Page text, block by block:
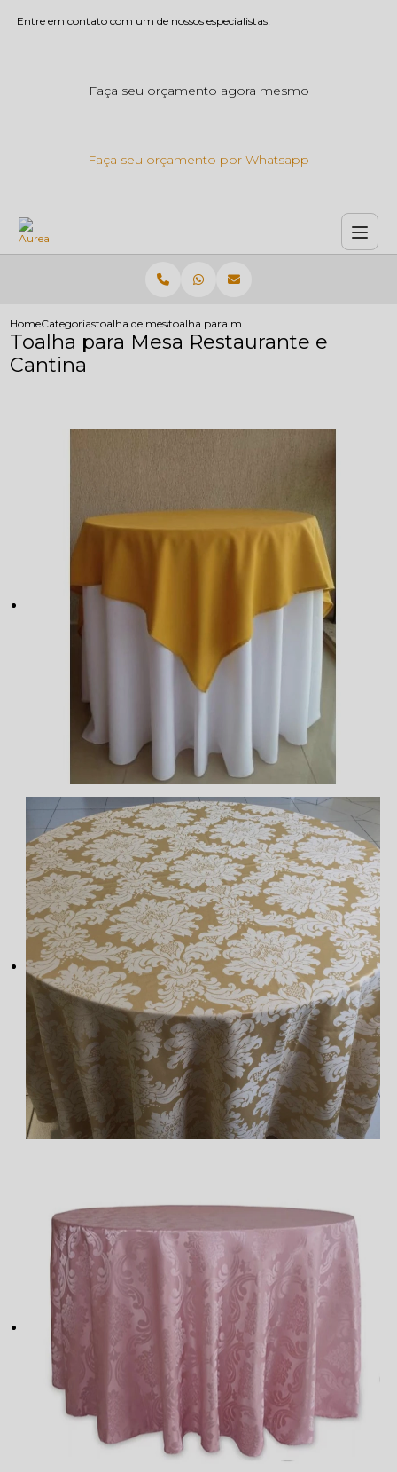
Entre em contato com um de nossos especialistas!
Faça seu orçamento agora mesmo
Faça seu orçamento por Whatsapp
HomeCategoriastoalha de mesatoalha para mesa restaurante e cantina
Toalha para Mesa Restaurante e
Cantina